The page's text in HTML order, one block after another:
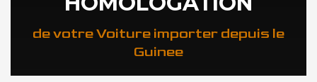
de votre Voiture importer depuis le
Guinee